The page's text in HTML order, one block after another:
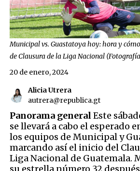
Municipal vs. Guastatoya hoy: hora y
de Clausura de la Liga Nacional
Alicia Utrera
autrera@republica.gt
20 de enero, 2024
Panorama general Este
se llevará a cabo el esperado
los equipos de Municipal y
marcando así el inicio del
Liga Nacional de Guatemala.
su estrella número 32